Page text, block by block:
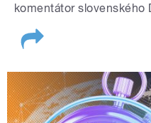
komentátor slovenského